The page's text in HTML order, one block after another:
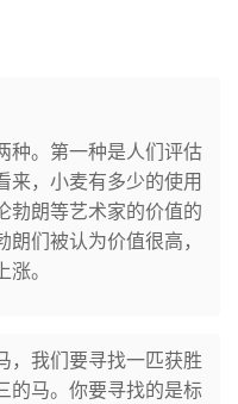
种。第一种是人们评估
来，小麦有多少的使用
勃朗等艺术家的价值的
们被认为价值很高，
。
，我们要寻找一匹获胜
的马。你要寻找的是标